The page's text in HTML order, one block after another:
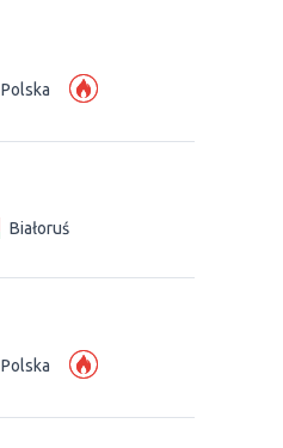
Polska
Białoruś
Polska